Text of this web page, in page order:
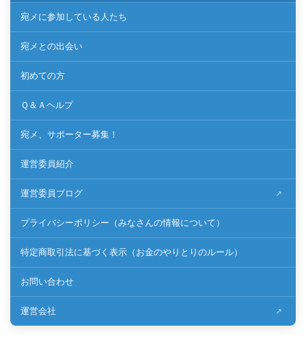
宛メに参加している人たち
宛メとの出会い
初めての方
Ｑ＆Ａヘルプ
宛メ、サポーター募集！
運営委員紹介
運営委員ブログ
プライバシーポリシー（みなさんの情報について）
特定商取引法に基づく表示（お金のやりとりのルール）
お問い合わせ
運営会社